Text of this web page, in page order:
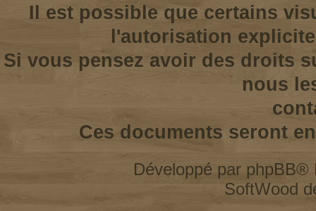
Il est possible que certains
l'autorisation
Si vous pensez avoir des droits
nous
Ces documents seront
Développé par phpBB®
SoftWood